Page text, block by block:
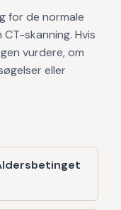
for de normale
skanning. Hvis
vurdere, om
eller